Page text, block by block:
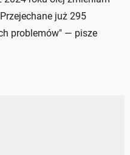
już 295
problemów" — pisze